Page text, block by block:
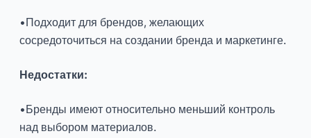
•Подходит для брендов, желающих
сосредоточиться на создании бренда и маркетинге.
Недостатки:
•Бренды имеют относительно меньший контроль
над выбором материалов.